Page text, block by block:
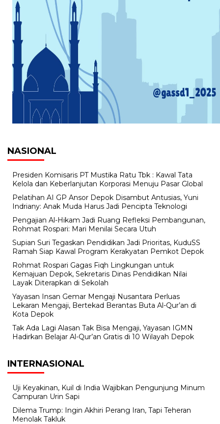
NASIONAL
Presiden Komisaris PT Mustika Ratu Tbk : Kawal Tata
Kelola dan Keberlanjutan Korporasi Menuju Pasar Global
Pelatihan AI GP Ansor Depok Disambut Antusias, Yuni
Indriany: Anak Muda Harus Jadi Pencipta Teknologi
Pengajian Al-Hikam Jadi Ruang Refleksi Pembangunan,
Rohmat Rospari: Mari Menilai Secara Utuh
Supian Suri Tegaskan Pendidikan Jadi Prioritas, KuduSS
Ramah Siap Kawal Program Kerakyatan Pemkot Depok
Rohmat Rospari Gagas Fiqh Lingkungan untuk
Kemajuan Depok, Sekretaris Dinas Pendidikan Nilai
Layak Diterapkan di Sekolah
Yayasan Insan Gemar Mengaji Nusantara Perluas
Lekaran Mengaji, Bertekad Berantas Buta Al-Qur’an di
Kota Depok
Tak Ada Lagi Alasan Tak Bisa Mengaji, Yayasan IGMN
Hadirkan Belajar Al-Qur’an Gratis di 10 Wilayah Depok
INTERNASIONAL
Uji Keyakinan, Kuil di India Wajibkan Pengunjung Minum
Campuran Urin Sapi
Dilema Trump: Ingin Akhiri Perang Iran, Tapi Teheran
Menolak Takluk